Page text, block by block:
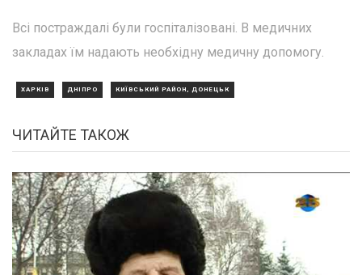
Всі постраждалі були госпіталізовані. В медичних
закладах їм надають необхідну медичну допомогу.
ХАРКІВ ДНІПРО КИЇВСЬКИЙ РАЙОН, ДОНЕЦЬК
ЧИТАЙТЕ ТАКОЖ